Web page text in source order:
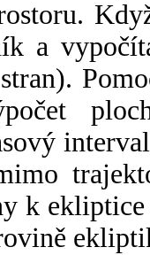
a
k